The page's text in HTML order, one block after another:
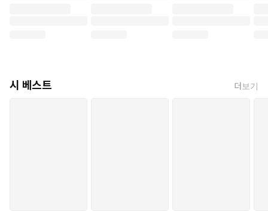
시 베스트 더보기